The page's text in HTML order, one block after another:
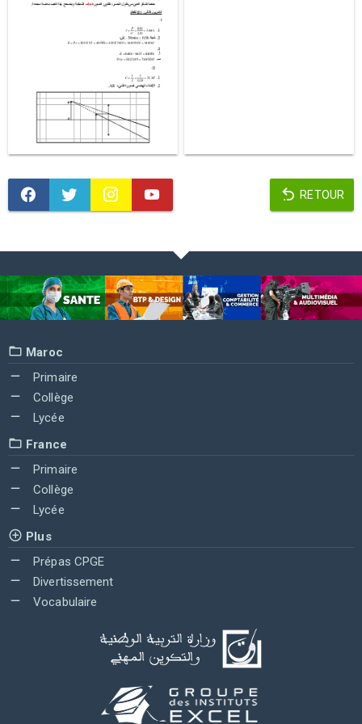
RETOUR
Maroc
Primaire
Collège
Lycée
France
Primaire
Collège
Lycée
Plus
Prépas CPGE
Divertissement
Vocabulaire